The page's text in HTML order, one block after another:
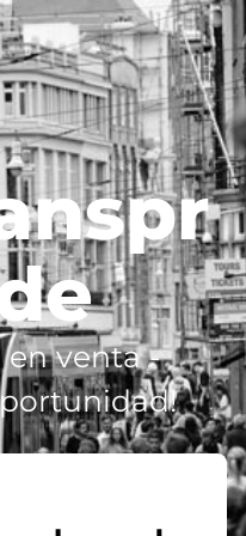
en venta -